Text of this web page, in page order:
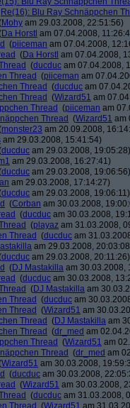
Re(16): Blu Ray Schnäppchen
Mohy am 29.03.2008, 22:51:56)
Da Horstl am 07.04.2008,
(piiceman am 07.04.2008,
(Da Horstl am 07.04.2008,
(ducduc am 07.04.2008,
Thread (piiceman am
Thread (ducduc am
Thread (Wizard51 am
Thread (piiceman am
Thread (Wizard51 am
monster23 am 20.09.2008,
am 29.03.2008, 15:41:54)
ducduc am 29.03.2008, 19:05:28)
am 29.03.2008, 16:27:41)
ducduc am 29.03.2008, 19:06:56)
am 29.03.2008, 17:14:27)
ducduc am 29.03.2008, 19:06:11)
(Corban am 30.03.2008,
(ducduc am 30.03.2008,
(playaz am 31.03.2008,
Thread (ducduc am
am 29.03.2008,
ducduc am 29.03.2008, 20:11:26)
(DJ Mastakilla am 30.03.2008,
(ducduc am 30.03.2008,
(DJ Mastakilla am
Thread (ducduc am
Thread (Wizard51 am
Thread (DJ Mastakilla am
Thread (dr_med am
Thread (Wizard51 am
Thread (dr_med am
Wizard51 am 30.03.2008,
(ducduc am 30.03.2008,
(Wizard51 am 30.03.2008,
(ducduc am 31.03.2008,
Thread (Wizard51 am